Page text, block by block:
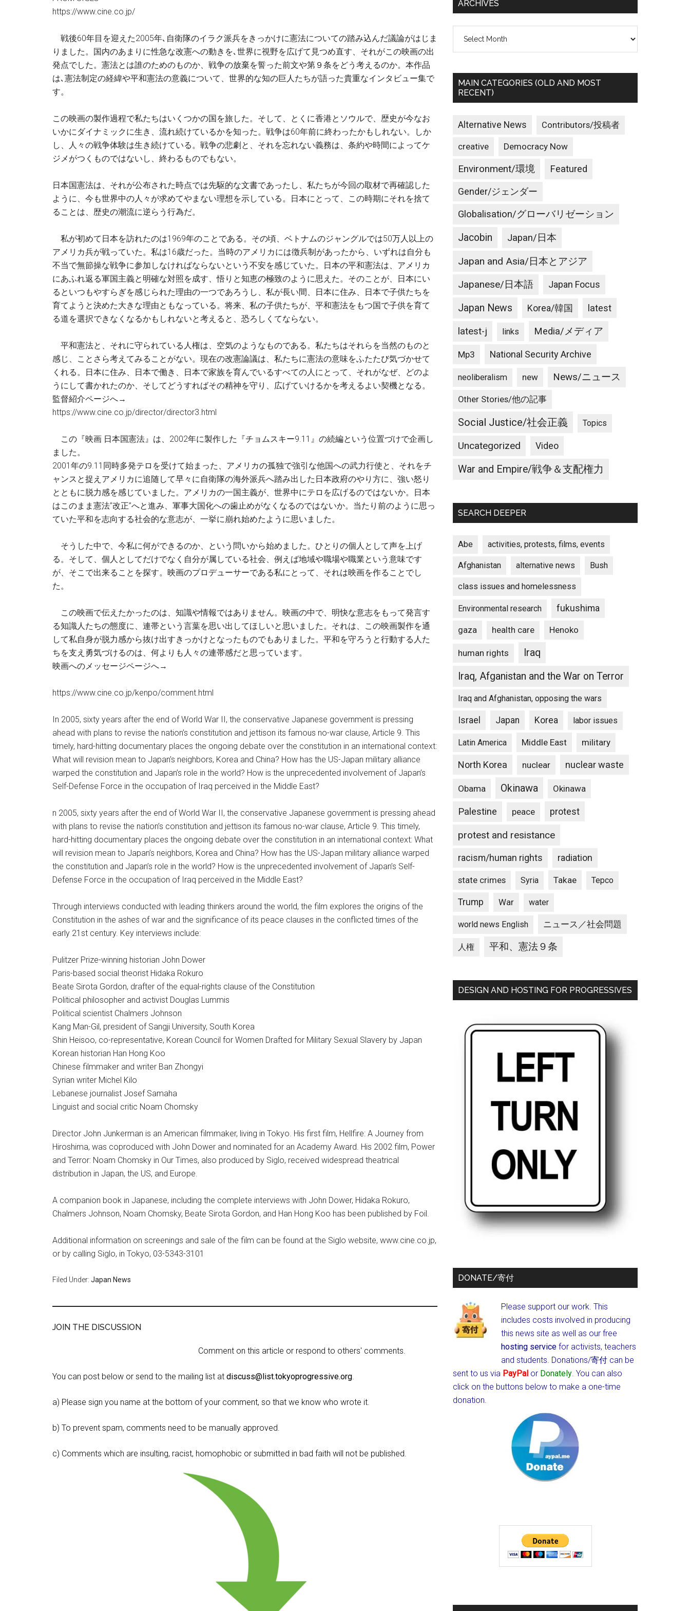
https://www.cine.co.jp/
戦後60年目を迎えた2005年､自衛隊のイラク派兵をきっかけに憲法についての踏み込んだ議論がはじま
りました。国内のあまりに性急な改憲への動きを､世界に視野を広げて見つめ直す、それがこの映画の出
発点でした。憲法とは誰のためのものか、戦争の放棄を誓った前文や第９条をどう考えるのか。本作品
は､憲法制定の経緯や平和憲法の意義について、世界的な知の巨人たちが語った貴重なインタビュー集で
す。
この映画の製作過程で私たちはいくつかの国を旅した。そして、とくに香港とソウルで、歴史が今なお
いかにダイナミックに生き、流れ続けているかを知った。戦争は60年前に終わったかもしれない。しか
し、人々の戦争体験は生き続けている。戦争の悲劇と、それを忘れない義務は、条約や時間によってケ
ジメがつくものではないし、終わるものでもない。
日本国憲法は、それが公布された時点では先駆的な文書であったし、私たちが今回の取材で再確認した
ように、今も世界中の人々が求めてやまない理想を示している。日本にとって、この時期にそれを捨て
ることは、歴史の潮流に逆らう行為だ。
私が初めて日本を訪れたのは1969年のことである。その頃、ベトナムのジャングルでは50万人以上の
アメリカ兵が戦っていた。私は16歳だった。当時のアメリカには徴兵制があったから、いずれは自分も
不当で無節操な戦争に参加しなければならないという不安を感じていた。日本の平和憲法は、アメリカ
にあふれ返る軍国主義と明確な対照を成す、悟りと知恵の極致のように思えた。そのことが、日本にい
るといつもやすらぎを感じられた理由の一つであろうし、私が長い間、日本に住み、日本で子供たちを
育てようと決めた大きな理由ともなっている。将来、私の子供たちが、平和憲法をもつ国で子供を育て
る道を選択できなくなるかもしれないと考えると、恐ろしくてならない。
平和憲法と、それに守られている人権は、空気のようなものである。私たちはそれらを当然のものと
感じ、ことさら考えてみることがない。現在の改憲論議は、私たちに憲法の意味をふたたび気づかせて
くれる。日本に住み、日本で働き、日本で家族を育んでいるすべての人にとって、それがなぜ、どのよ
うにして書かれたのか、そしてどうすればその精神を守り、広げていけるかを考えるよい契機となる。
監督紹介ページへ→
https://www.cine.co.jp/director/director3.html
この『映画 日本国憲法』は、2002年に製作した『チョムスキー9.11』の続編という位置づけで企画し
ました。
2001年の9.11同時多発テロを受けて始まった、アメリカの孤独で強引な他国への武力行使と、それをチ
ャンスと捉えアメリカに追随して早々に自衛隊の海外派兵へ踏み出した日本政府のやり方に、強い怒り
とともに脱力感を感じていました。アメリカの一国主義が、世界中にテロを広げるのではないか。日本
はこのまま憲法”改正”へと進み、軍事大国化への歯止めがなくなるのではないか。当たり前のように思っ
ていた平和を志向する社会的な意志が、一挙に崩れ始めたように思いました。
そうした中で、今私に何ができるのか、という問いから始めました。ひとりの個人として声を上げ
る。そして、個人としてだけでなく自分が属している社会、例えば地域や職場や職業という意味です
が、そこで出来ることを探す。映画のプロデューサーである私にとって、それは映画を作ることでし
た。
この映画で伝えたかったのは、知識や情報ではありません。映画の中で、明快な意志をもって発言す
る知識人たちの態度に、連帯という言葉を思い出してほしいと思いました。それは、この映画製作を通
して私自身が脱力感から抜け出すきっかけとなったものでもありました。平和を守ろうと行動する人た
ちを支え勇気づけるのは、何よりも人々の連帯感だと思っています。
映画へのメッセージページへ→
https://www.cine.co.jp/kenpo/comment.html
In 2005, sixty years after the end of World War II, the conservative Japanese government is pressing
ahead with plans to revise the nation’s constitution and jettison its famous no-war clause, Article 9. This
timely, hard-hitting documentary places the ongoing debate over the constitution in an international context:
What will revision mean to Japan’s neighbors, Korea and China? How has the US-Japan military alliance
warped the constitution and Japan’s role in the world? How is the unprecedented involvement of Japan’s
Self-Defense Force in the occupation of Iraq perceived in the Middle East?
n 2005, sixty years after the end of World War II, the conservative Japanese government is pressing ahead
with plans to revise the nation’s constitution and jettison its famous no-war clause, Article 9. This timely,
hard-hitting documentary places the ongoing debate over the constitution in an international context: What
will revision mean to Japan’s neighbors, Korea and China? How has the US-Japan military alliance warped
the constitution and Japan’s role in the world? How is the unprecedented involvement of Japan’s Self-
Defense Force in the occupation of Iraq perceived in the Middle East?
Through interviews conducted with leading thinkers around the world, the film explores the origins of the
Constitution in the ashes of war and the significance of its peace clauses in the conflicted times of the
early 21st century. Key interviews include:
Pulitzer Prize-winning historian John Dower
Paris-based social theorist Hidaka Rokuro
Beate Sirota Gordon, drafter of the equal-rights clause of the Constitution
Political philosopher and activist Douglas Lummis
Political scientist Chalmers Johnson
Kang Man-Gil, president of Sangji University, South Korea
Shin Heisoo, co-representative, Korean Council for Women Drafted for Military Sexual Slavery by Japan
Korean historian Han Hong Koo
Chinese filmmaker and writer Ban Zhongyi
Syrian writer Michel Kilo
Lebanese journalist Josef Samaha
Linguist and social critic Noam Chomsky
Director John Junkerman is an American filmmaker, living in Tokyo. His first film, Hellfire: A Journey from
Hiroshima, was coproduced with John Dower and nominated for an Academy Award. His 2002 film, Power
and Terror: Noam Chomsky in Our Times, also produced by Siglo, received widespread theatrical
distribution in Japan, the US, and Europe.
A companion book in Japanese, including the complete interviews with John Dower, Hidaka Rokuro,
Chalmers Johnson, Noam Chomsky, Beate Sirota Gordon, and Han Hong Koo has been published by Foil.
Additional information on screenings and sale of the film can be found at the Siglo website, www.cine.co.jp,
or by calling Siglo, in Tokyo, 03-5343-3101
Filed Under: Japan News
JOIN THE DISCUSSION
Comment on this article or respond to others' comments.
You can post below or send to the mailing list at discuss@list.tokyoprogressive.org.
a) Please sign you name at the bottom of your comment, so that we know who wrote it.
b) To prevent spam, comments need to be manually approved.
c) Comments which are insulting, racist, homophobic or submitted in bad faith will not be published.
ARCHIVES
MAIN CATEGORIES (OLD AND MOST
RECENT)
Alternative News Contributors/投稿者
creative Democracy Now
Environment/環境 Featured
Gender/ジェンダー
Globalisation/グローバリゼーション
Jacobin Japan/日本
Japan and Asia/日本とアジア
Japanese/日本語 Japan Focus
Japan News Korea/韓国 latest
latest-j links Media/メディア
Mp3 National Security Archive
neoliberalism new News/ニュース
Other Stories/他の記事
Social Justice/社会正義 Topics
Uncategorized Video
War and Empire/戦争＆支配権力
SEARCH DEEPER
Abe activities, protests, films, events
Afghanistan alternative news Bush
class issues and homelessness
Environmental research fukushima
gaza health care Henoko
human rights
Iraq
Iraq, Afganistan and the War on Terror
Iraq and Afghanistan, opposing the wars
Israel Japan Korea labor issues
Latin America Middle East military
North Korea nuclear nuclear waste
Obama Okinawa Okinawa
Palestine peace protest
protest and resistance
racism/human rights radiation
state crimes Syria Takae Tepco
Trump War water
world news English ニュース／社会問題
人権 平和、憲法９条
DESIGN AND HOSTING FOR PROGRESSIVES
DONATE/寄付
Please support our work. This
includes costs involved in producing
this news site as well as our free
hosting service for activists, teachers
and students. Donations/寄付 can be
sent to us via PayPal or Donately. You can also
click on the buttons below to make a one-time
donation.